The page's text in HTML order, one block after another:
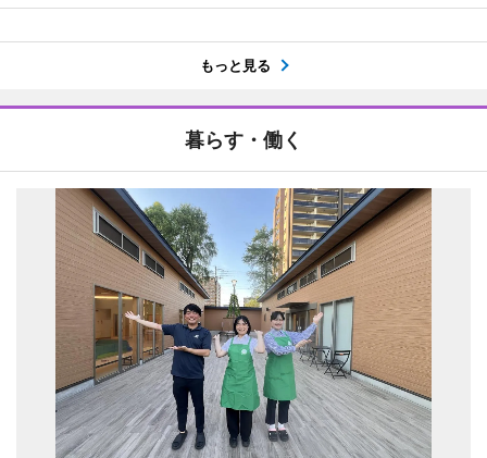
もっと見る
暮らす・働く